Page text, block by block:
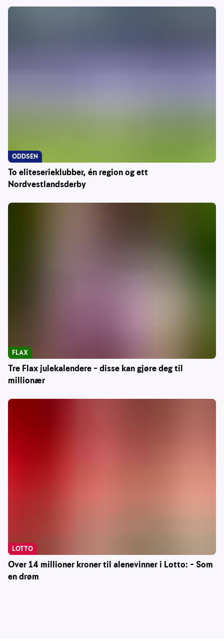
To eliteserieklubber, én region og ett
Nordvestlandsderby
ODDSEN
Tre Flax julekalendere – disse kan gjøre deg til
millionær
FLAX
Over 14 millioner kroner til alenevinner i Lotto: – Som
en drøm
LOTTO